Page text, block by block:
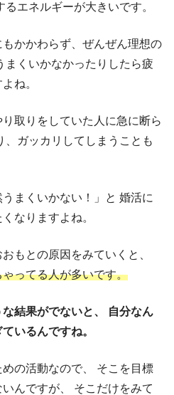
エネルギーが大きいです。
かかわらず、ぜんぜん理想の
まくいかなかったりしたら疲
ね。
取りをしていた人に急に断ら
、ガッカリしてしまうことも
まくいかない！」と 婚活に
なりますよね。
もとの原因をみていくと、
ってる人が多いです。
結果がでないと、
自分なん
いるんですね。
の活動なので、
そこを目標
んですが、
そこだけをみて